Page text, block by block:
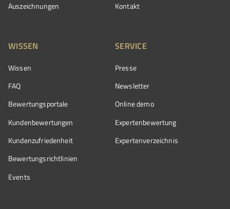
Auszeichnungen
Kontakt
WISSEN
Wissen
FAQ
Bewertungsportale
Kundenbewertungen
Kundenzufriedenheit
Bewertungs­richtlinien
Events
SERVICE
Presse
Newsletter
Online demo
Expertenbewertung
Expertenverzeichnis